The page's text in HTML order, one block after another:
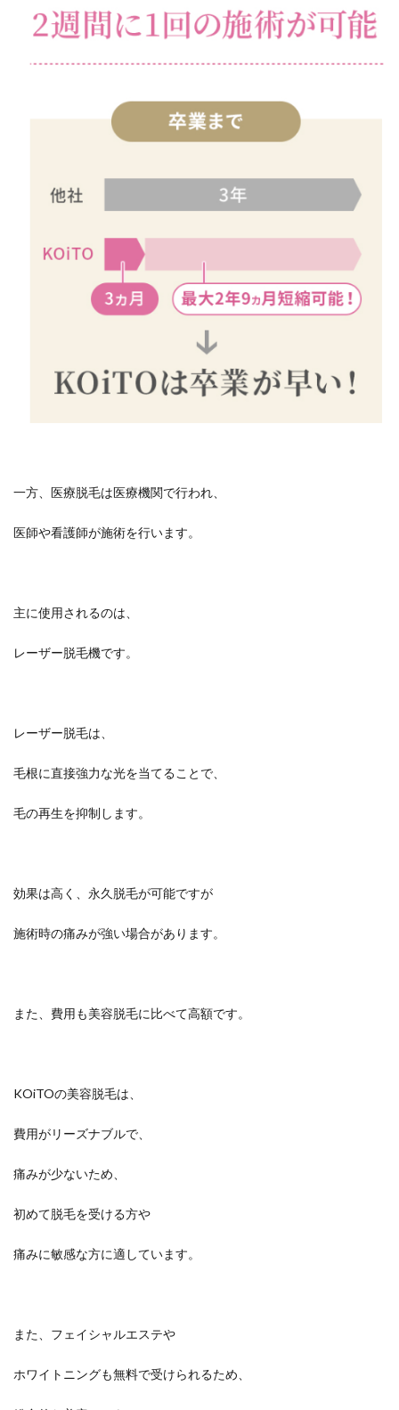
一方、医療脱毛は医療機関で行われ、
医師や看護師が施術を行います。
主に使用されるのは、
レーザー脱毛機です。
レーザー脱毛は、
毛根に直接強力な光を当てることで、
毛の再生を抑制します。
効果は高く、永久脱毛が可能ですが
施術時の痛みが強い場合があります。
また、費用も美容脱毛に比べて高額です。
KOiTOの美容脱毛は、
費用がリーズナブルで、
痛みが少ないため、
初めて脱毛を受ける方や
痛みに敏感な方に適しています。
また、フェイシャルエステや
ホワイトニングも無料で受けられるため、